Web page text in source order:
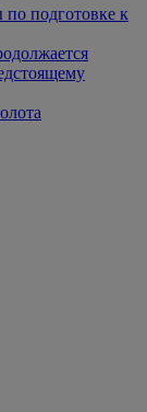
подготовке к